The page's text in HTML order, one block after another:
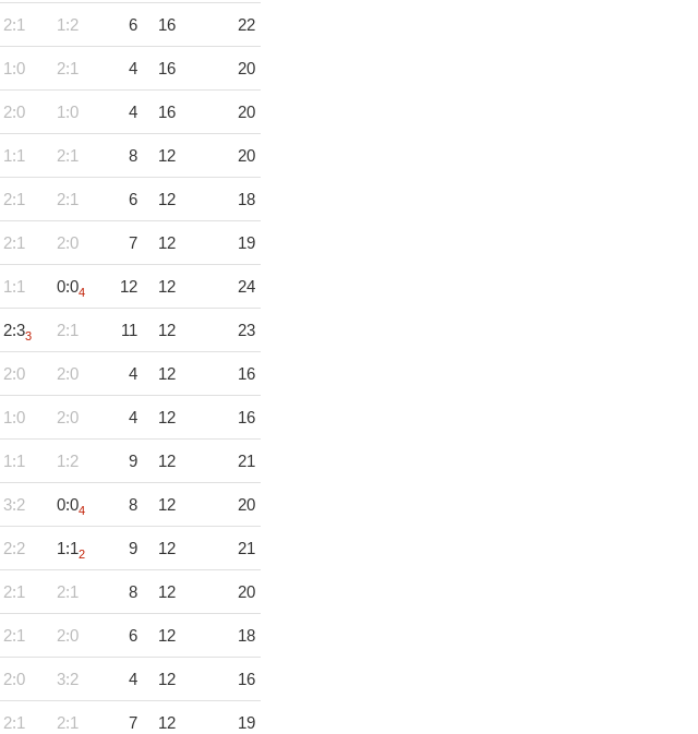
2:1 1:2 6 16 22
1:0 2:1 4 16 20
2:0 1:0 4 16 20
1:1 2:1 8 12 20
2:1 2:1 6 12 18
2:1 2:0 7 12 19
1:1 0:04 12 12 24
2:33 2:1 11 12 23
2:0 2:0 4 12 16
1:0 2:0 4 12 16
1:1 1:2 9 12 21
3:2 0:04 8 12 20
2:2 1:12 9 12 21
2:1 2:1 8 12 20
2:1 2:0 6 12 18
2:0 3:2 4 12 16
2:1 2:1 7 12 19